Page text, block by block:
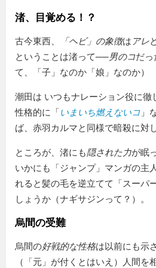
渚、目覚める！？
古今東西、 「ヘビ」の象徴は アレ
ということは渚って──男のコだっ
て、「子」なのか「娘」なのか）
潮田は いつもナレーション役に徹
性格的に「いまいち燃えないコ 」
ば、赤羽カルマと同様で暗殺に対
ところが、渚にも隠された力が眠
いかにも「ジャンプ」マンガの主
れると髪の毛を逆立てて「スーパ
しょうか（ナギサジンって？）。
烏間の受難
烏間の好戦的な性格は以前にも示
（「元」が付くとはいえ）人間を